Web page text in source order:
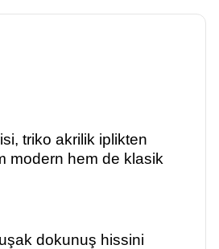
triko akrilik iplikten
modern hem de klasik
dokunuş hissini